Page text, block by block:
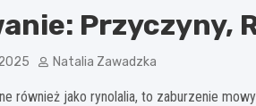
Przyczyny,
Natalia Zawadzka
również jako rynolalia, to zaburzenie